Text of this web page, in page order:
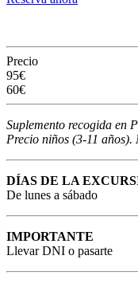
Precio
95€
60€
Suplemento recogida en
Precio niños (3-11 años).
DÍAS DE LA
De lunes a sábado
IMPORTANTE
Llevar DNI o pasarte